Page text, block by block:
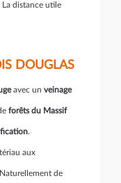
La distance utile
DOUGLAS
avec un veinage
forêts du Massif
.
aux
de